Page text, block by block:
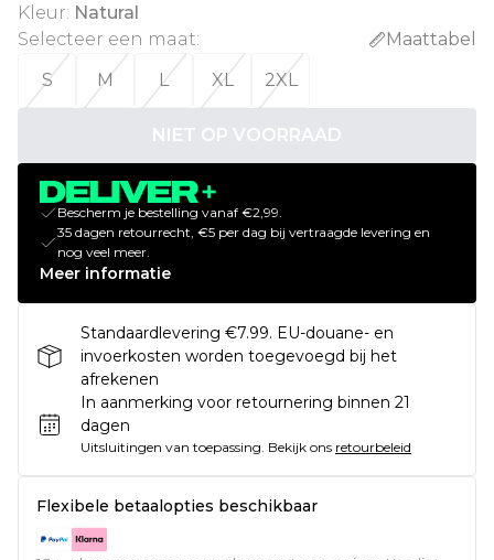
Kleur: Natural
Selecteer een maat:
Maattabel
S
M L XL 2XL
NIET OP VOORRAAD
Bescherm je bestelling vanaf €2,99.
35 dagen retourrecht, €5 per dag bij vertraagde levering en
nog veel meer.
Meer informatie
Standaardlevering €7.99. EU-douane- en
invoerkosten worden toegevoegd bij het
afrekenen
In aanmerking voor retournering binnen 21
dagen
Uitsluitingen van toepassing. Bekijk ons retourbeleid
Flexibele betaalopties beschikbaar